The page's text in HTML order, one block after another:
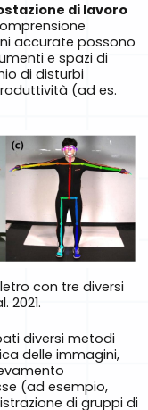
di lavoro
accurate possono
e spazi di
di disturbi
(ad es.
con tre diversi
2021.
diversi metodi
delle immagini,
(ad esempio,
di gruppi di